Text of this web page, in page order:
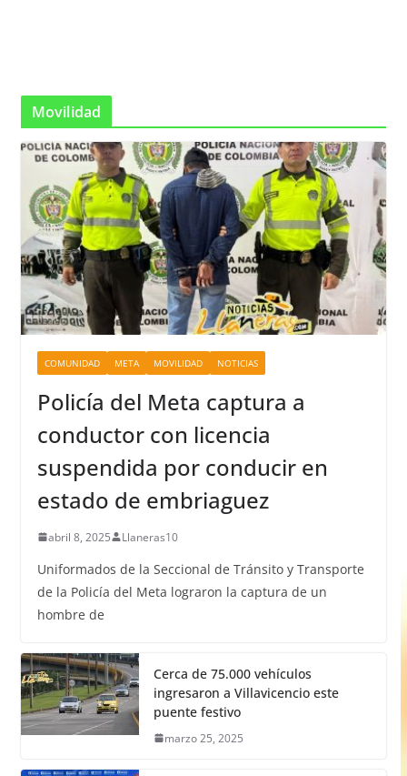
Movilidad
COMUNIDAD META MOVILIDAD NOTICIAS
Policía del Meta captura a
conductor con licencia
suspendida por conducir en
estado de embriaguez
abril 8, 2025 Llaneras10
Uniformados de la Seccional de Tránsito y Transporte
de la Policía del Meta lograron la captura de un
hombre de
Cerca de 75.000 vehículos
ingresaron a Villavicencio este
puente festivo
marzo 25, 2025